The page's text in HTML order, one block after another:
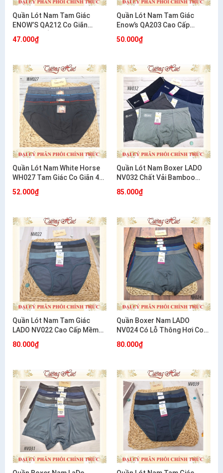
Quần Lót Nam Tam Giác
ENOW’S QA212 Co Giãn
47.000₫
Quần Lót Nam Tam Giác
Enow’s QA203 Cao Cấp
50.000₫
Quần Lót Nam White Horse
WH027 Tam Giác Co Giãn 4
52.000₫
Quần Lót Nam Boxer LADO
NV032 Chất Vải Bamboo
85.000₫
Quần Lót Nam Tam Giác
LADO NV022 Cao Cấp Mềm
80.000₫
Quần Boxer Nam LADO
NV024 Có Lỗ Thông Hơi Co
80.000₫